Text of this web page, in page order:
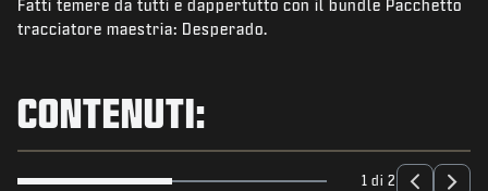
NOVITÀ
ACCEDI|REGISTRATI
Fatti temere da tutti e dappertutto con il bundle Pacchetto
tracciatore maestria: Desperado.
CONTENUTI:
1 di 2